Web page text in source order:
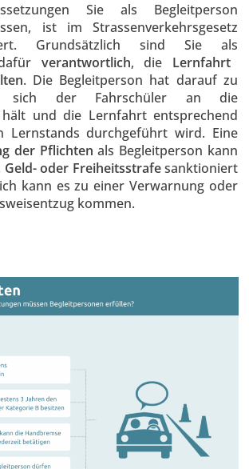
Sie als Begleitperson
ist im Strassenverkehrsgesetz
Grundsätzlich sind Sie als
verantwortlich, die Lernfahrt
. Die Begleitperson hat darauf zu
sich der Fahrschüler an die
hält und die Lernfahrt entsprechend
Lernstands durchgeführt wird. Eine
der Pflichtenals Begleitperson kann
Geld- oder Freiheitsstrafesanktioniert
kann es zu einer Verwarnung oder
kommen.